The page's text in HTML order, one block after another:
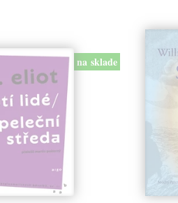
na sklade